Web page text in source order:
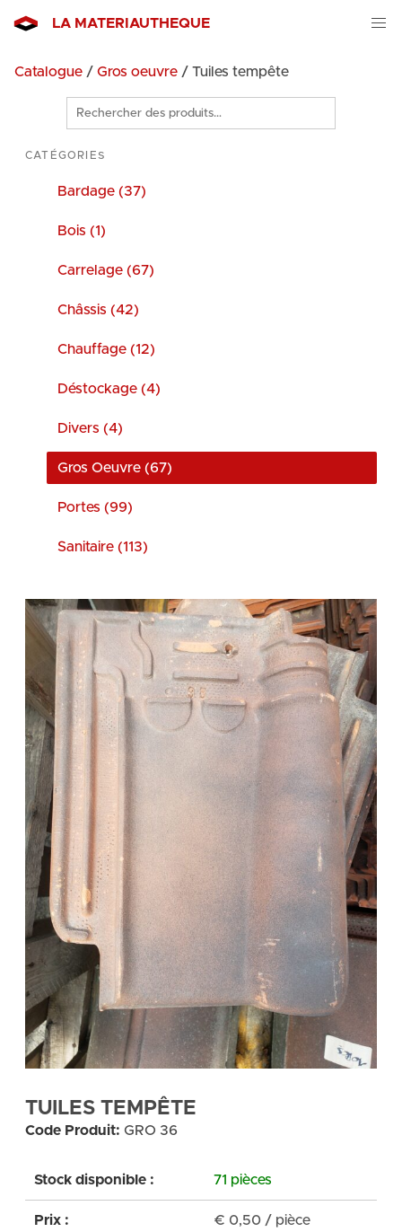
LA MATERIAUTHEQUE
Catalogue / Gros oeuvre / Tuiles tempête
Rechercher
des
produits
CATÉGORIES
Bardage (37)
Bois (1)
Carrelage (67)
Châssis (42)
Chauffage (12)
Déstockage (4)
Divers (4)
Gros Oeuvre (67)
Portes (99)
Sanitaire (113)
TUILES TEMPÊTE
Code Produit: GRO 36
Stock disponible : 71 pièces
Prix : € 0,50 / pièce